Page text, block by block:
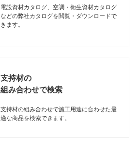
電設資材カタログ、空調・衛生資材カタログ
などの弊社カタログを閲覧・ダウンロードで
きます。
支持材の
組み合わせで検索
支持材の組み合わせで施工用途に合わせた最
適な商品を検索できます。